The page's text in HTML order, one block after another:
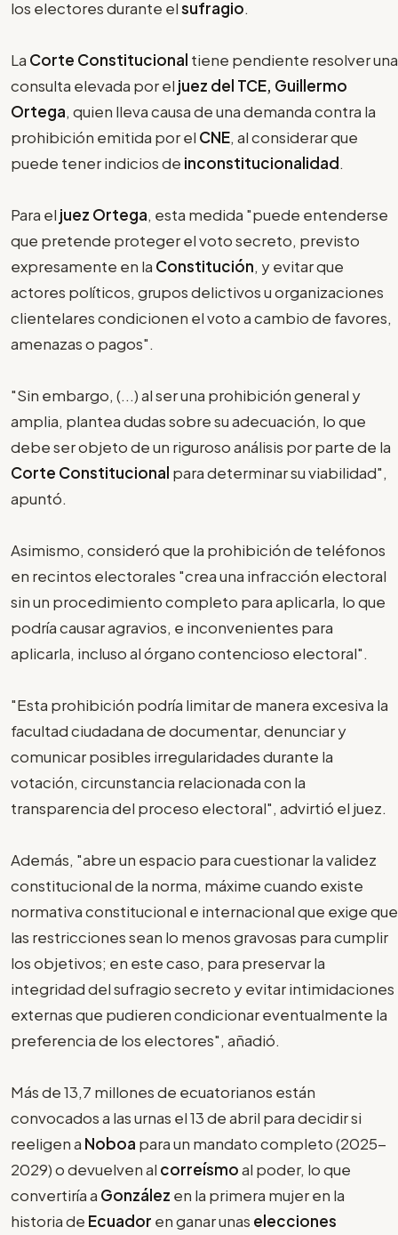
los electores durante elsufragio.
La Corte Constitucional tiene pendiente resolver una
consulta elevada por el juez del TCE, Guillermo
Ortega, quien lleva causa de una demanda contra la
prohibición emitida por el CNE, al considerar que
puede tener indicios de inconstitucionalidad.
Para el juez Ortega, esta medida "puede entenderse
que pretende proteger el voto secreto, previsto
expresamente en la Constitución, y evitar que
actores políticos, grupos delictivos u organizaciones
clientelares condicionen el voto a cambio de favores,
amenazas o pagos".
"Sin embargo, (...) al ser una prohibición general y
amplia, plantea dudas sobre su adecuación, lo que
debe ser objeto de un riguroso análisis por parte de la
Corte Constitucional para determinar su viabilidad",
apuntó.
Asimismo, consideró que la prohibición de teléfonos
en recintos electorales "crea una infracción electoral
sin un procedimiento completo para aplicarla, lo que
podría causar agravios, e inconvenientes para
aplicarla, incluso al órgano contencioso electoral".
"Esta prohibición podría limitar de manera excesiva la
facultad ciudadana de documentar, denunciar y
comunicar posibles irregularidades durante la
votación, circunstancia relacionada con la
transparencia del proceso electoral", advirtió el juez.
Además, "abre un espacio para cuestionar la validez
constitucional de la norma, máxime cuando existe
normativa constitucional e internacional que exige que
las restricciones sean lo menos gravosas para cumplir
los objetivos; en este caso, para preservar la
integridad del sufragio secreto y evitar intimidaciones
externas que pudieren condicionar eventualmente la
preferencia de los electores", añadió.
Más de 13,7 millones de ecuatorianos están
convocados a las urnas el 13 de abril para decidir si
reeligen a Noboa para un mandato completo (2025-
2029) o devuelven al correísmoal poder, lo que
convertiría a González en la primera mujer en la
historia de Ecuador en ganar unas elecciones